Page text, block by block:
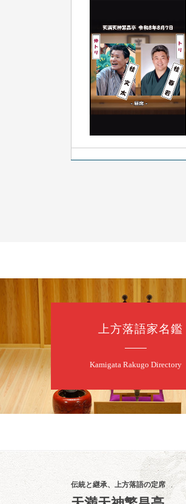
上方落語家名鑑
Kamigata Rakugo Directory
伝統と継承、上方落語の定席